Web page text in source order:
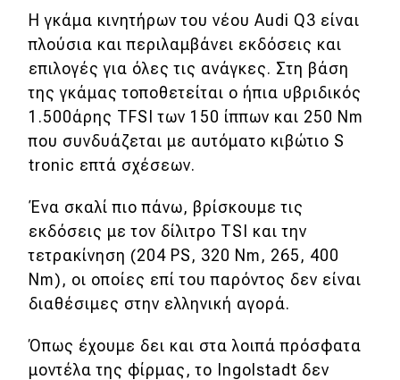
Η γκάμα κινητήρων του νέου Audi Q3 είναι
πλούσια και περιλαμβάνει εκδόσεις και
επιλογές για όλες τις ανάγκες. Στη βάση
της γκάμας τοποθετείται o ήπια υβριδικός
1.500άρης TFSI των 150 ίππων και 250 Nm
που συνδυάζεται με αυτόματο κιβώτιο S
tronic επτά σχέσεων.
Ένα σκαλί πιο πάνω, βρίσκουμε τις
εκδόσεις με τον δίλιτρο TSI και την
τετρακίνηση (204 PS, 320 Nm, 265, 400
Nm), οι οποίες επί του παρόντος δεν είναι
διαθέσιμες στην ελληνική αγορά.
Όπως έχουμε δει και στα λοιπά πρόσφατα
μοντέλα της φίρμας, το Ingolstadt δεν